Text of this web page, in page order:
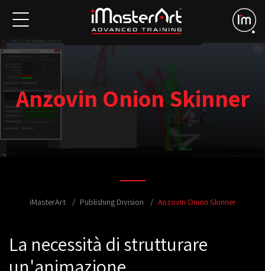
Anzovin Onion Skinner
iMasterArt Publishing Division Anzovin Onion Skinner
La necessità di strutturare